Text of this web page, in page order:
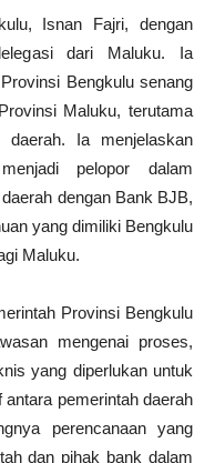
Isnan Fajri, dengan
dari Maluku. Ia
Bengkulu senang
Maluku, terutama
Ia menjelaskan
pelopor dalam
dengan Bank BJB,
yang dimiliki Bengkulu
Maluku.
Provinsi Bengkulu
mengenai proses,
yang diperlukan untuk
pemerintah daerah
perencanaan yang
dan pihak bank dalam